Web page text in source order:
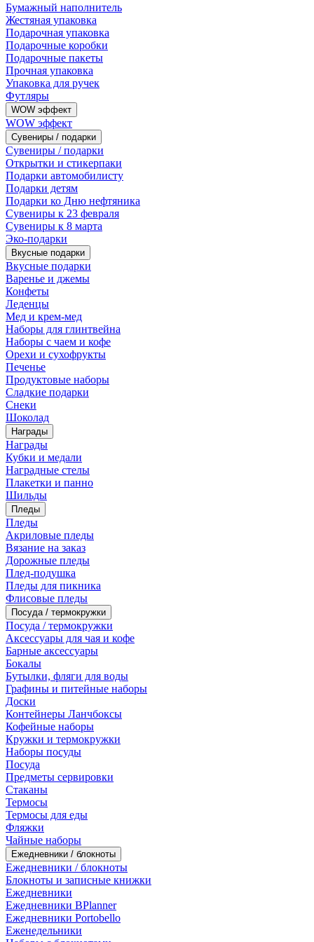
Бумажный наполнитель
Жестяная упаковка
Подарочная упаковка
Подарочные коробки
Подарочные пакеты
Прочная упаковка
Упаковка для ручек
Футляры
WOW эффект
WOW эффект
Сувениры / подарки
Сувениры / подарки
Открытки и стикерпаки
Подарки автомобилисту
Подарки детям
Подарки ко Дню нефтяника
Сувениры к 23 февраля
Сувениры к 8 марта
Эко-подарки
Вкусные подарки
Вкусные подарки
Варенье и джемы
Конфеты
Леденцы
Мед и крем-мед
Наборы для глинтвейна
Наборы с чаем и кофе
Орехи и сухофрукты
Печенье
Продуктовые наборы
Сладкие подарки
Снеки
Шоколад
Награды
Награды
Кубки и медали
Наградные стелы
Плакетки и панно
Шильды
Пледы
Пледы
Акриловые пледы
Вязание на заказ
Дорожные пледы
Плед-подушка
Пледы для пикника
Флисовые пледы
Посуда / термокружки
Посуда / термокружки
Аксессуары для чая и кофе
Барные аксессуары
Бокалы
Бутылки, фляги для воды
Графины и питейные наборы
Доски
Контейнеры Ланчбоксы
Кофейные наборы
Кружки и термокружки
Наборы посуды
Посуда
Предметы сервировки
Стаканы
Термосы
Термосы для еды
Фляжки
Чайные наборы
Ежедневники / блокноты
Ежедневники / блокноты
Блокноты и записные книжки
Ежедневники
Ежедневники BPlanner
Ежедневники Portobello
Еженедельники